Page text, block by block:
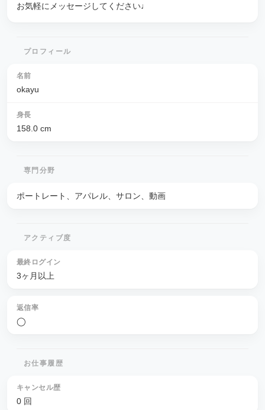
お気軽にメッセージしてください♩
プロフィール
名前
okayu
身長
158.0 cm
専門分野
ポートレート、アパレル、サロン、動画
アクティブ度
最終ログイン
3ヶ月以上
返信率
◯
お仕事履歴
キャンセル歴
0 回